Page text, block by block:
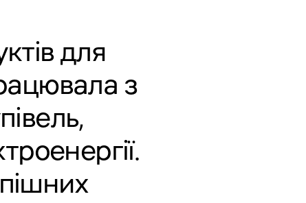
для
з